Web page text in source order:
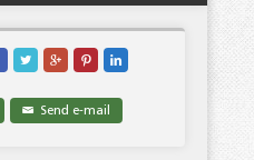
   
✉ Send e-mail